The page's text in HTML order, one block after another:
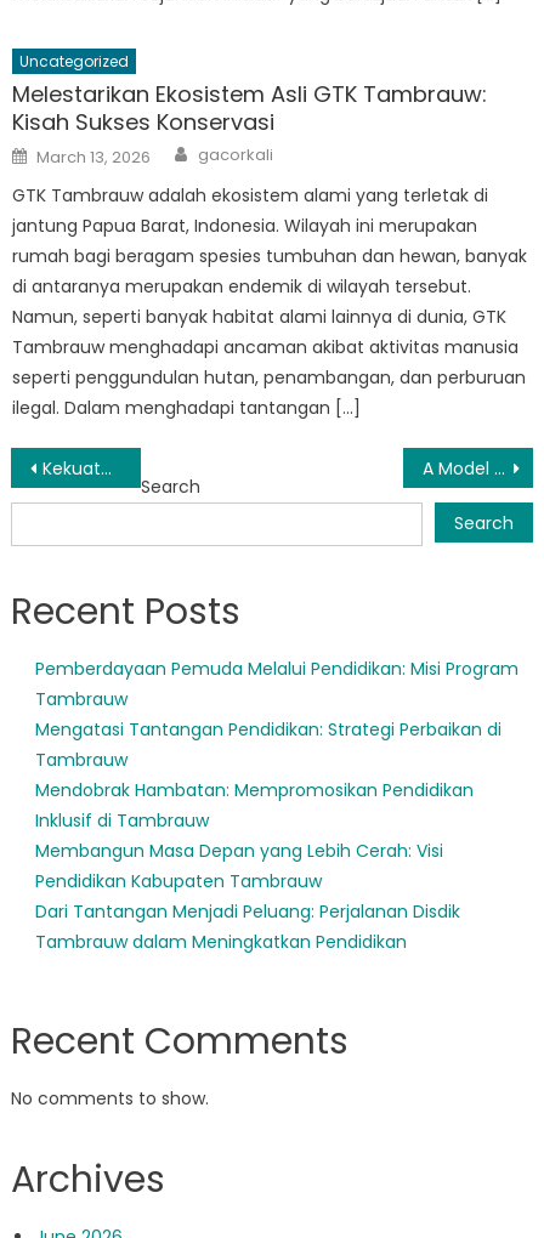
Uncategorized
Melestarikan Ekosistem Asli GTK Tambrauw:
Kisah Sukses Konservasi
Posted
on
March 13, 2026 Author
gacorkali
GTK Tambrauw adalah ekosistem alami yang terletak di
jantung Papua Barat, Indonesia. Wilayah ini merupakan
rumah bagi beragam spesies tumbuhan dan hewan, banyak
di antaranya merupakan endemik di wilayah tersebut.
Namun, seperti banyak habitat alami lainnya di dunia, GTK
Tambrauw menghadapi ancaman akibat aktivitas manusia
seperti penggundulan hutan, penambangan, dan perburuan
ilegal. Dalam menghadapi tantangan […]
Post
navigation
Kekuatan Ajaran Guru Tambrauw: Jalan Menuju Kebangkitan Spiritual A Model for the Future: The Progressive Approach of Sekolah Negeri Tambrauw
Search
Search
Recent Posts
Pemberdayaan Pemuda Melalui Pendidikan: Misi Program
Tambrauw
Mengatasi Tantangan Pendidikan: Strategi Perbaikan di
Tambrauw
Mendobrak Hambatan: Mempromosikan Pendidikan
Inklusif di Tambrauw
Membangun Masa Depan yang Lebih Cerah: Visi
Pendidikan Kabupaten Tambrauw
Dari Tantangan Menjadi Peluang: Perjalanan Disdik
Tambrauw dalam Meningkatkan Pendidikan
Recent Comments
No comments to show.
Archives